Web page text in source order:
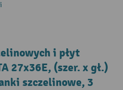
i płyt
27x36E, (szer. x gł.)
szczelinowe, 3